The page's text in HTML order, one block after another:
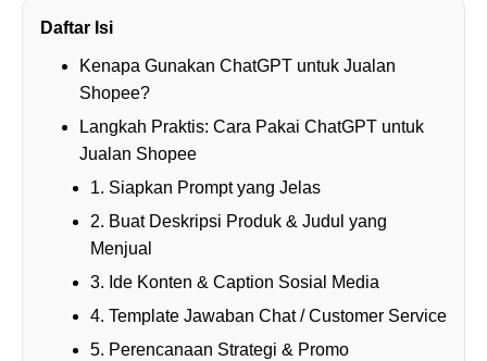
Daftar Isi
Kenapa Gunakan ChatGPT untuk Jualan
Shopee?
Langkah Praktis: Cara Pakai ChatGPT untuk
Jualan Shopee
1. Siapkan Prompt yang Jelas
2. Buat Deskripsi Produk & Judul yang
Menjual
3. Ide Konten & Caption Sosial Media
4. Template Jawaban Chat / Customer Service
5. Perencanaan Strategi & Promo